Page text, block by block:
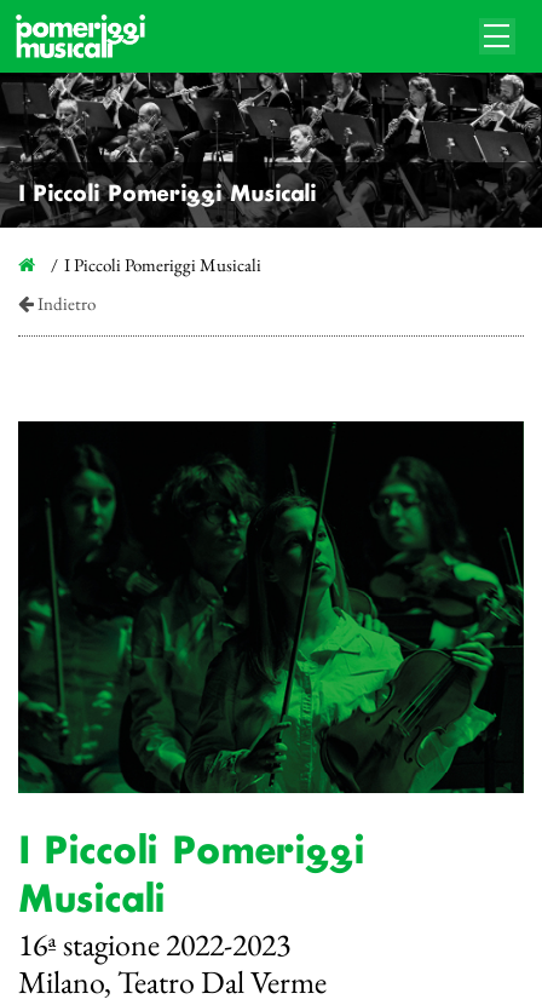
I Piccoli Pomeriggi Musicali
I Piccoli Pomeriggi Musicali
Indietro
I Piccoli Pomeriggi
Musicali
16ª stagione 2022-2023
Milano, Teatro Dal Verme